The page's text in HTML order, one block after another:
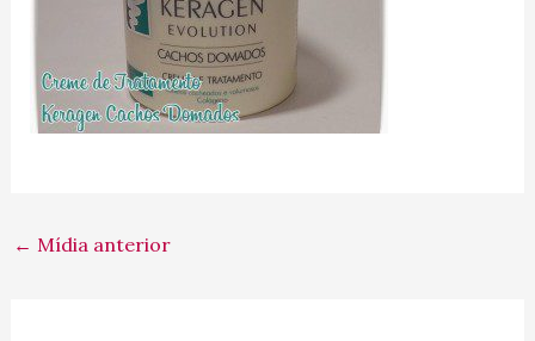
← Mídia anterior